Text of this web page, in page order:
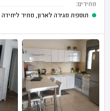
מחירים:
תוספת מגירה לארון, מחיר ליחידה